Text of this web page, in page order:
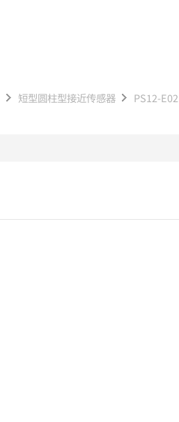
短型圆柱型接近传感器 PS12-